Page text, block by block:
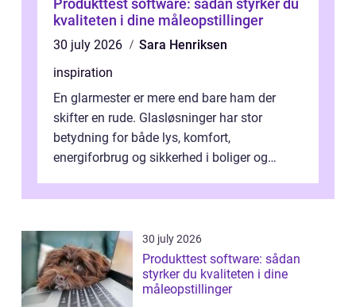
kvaliteten i dine måleopstillinger
30 july 2026
Sara Henriksen
inspiration
En glarmester er mere end bare ham der
skifter en rude. Glasløsninger har stor
betydning for både lys, komfort,
energiforbrug og sikkerhed i boliger og
30 july 2026
Produkttest software: sådan
styrker du kvaliteten i dine
måleopstillinger